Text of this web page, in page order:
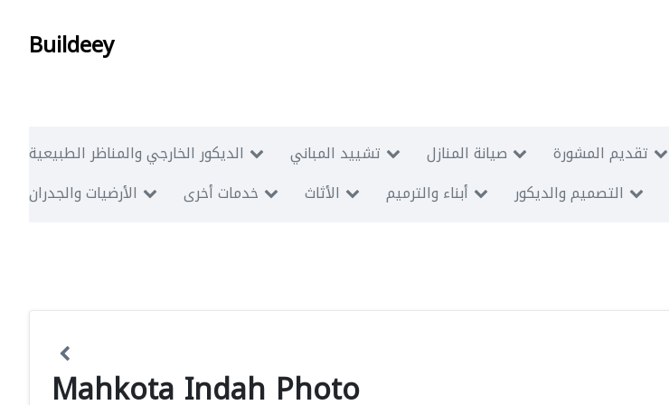
Buildeey
الديكور الخارجي والمناظر الطبيعية تشييد المباني صيانة المنازل تقديم المشورة
الأرضيات والجدران
خدمات أخرى الأثاث أبناء والترميم التصميم والديكور
Mahkota Indah Photo